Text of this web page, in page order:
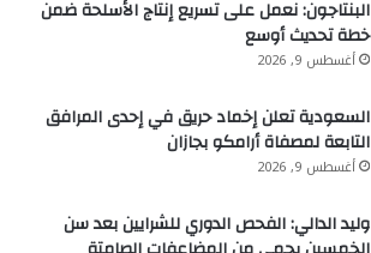
البنتاجون: نعمل على تسريع إنتاج الأسلحة ضمن
خطة تحديث أوسع
أغسطس 9, 2026
السعودية تعلن إخماد حريق في إحدى المرافق
التابعة لمصفاة أرامكو بجازان
أغسطس 9, 2026
وليد الدالي: الفحص الدوري للشرايين بعد سن